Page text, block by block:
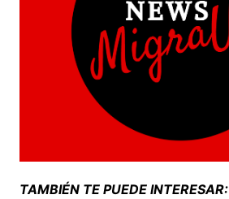
TAMBIÉN TE PUEDE INTERESAR: